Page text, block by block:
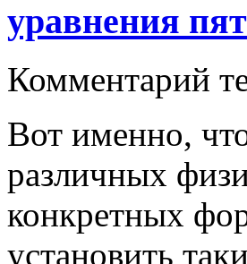
уравнения
Комментарий
Вот именно,
различных
конкретных
установить